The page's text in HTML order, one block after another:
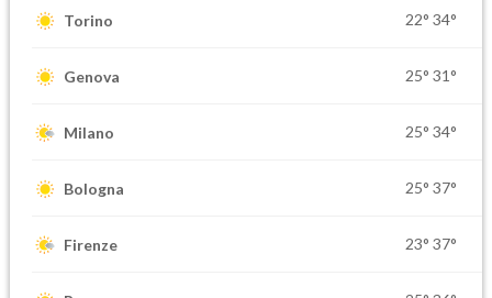
Torino 22° 34°
Genova 25° 31°
Milano 25° 34°
Bologna 25° 37°
Firenze 23° 37°